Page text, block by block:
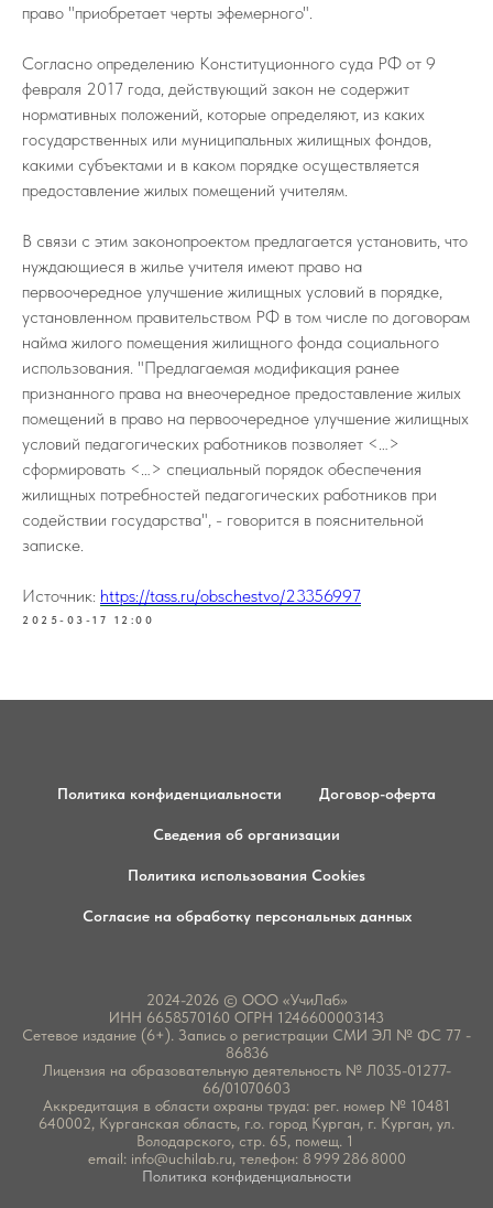
право "приобретает черты эфемерного".
Согласно определению Конституционного суда РФ от 9
февраля 2017 года, действующий закон не содержит
нормативных положений, которые определяют, из каких
государственных или муниципальных жилищных фондов,
какими субъектами и в каком порядке осуществляется
предоставление жилых помещений учителям.
В связи с этим законопроектом предлагается установить, что
нуждающиеся в жилье учителя имеют право на
первоочередное улучшение жилищных условий в порядке,
установленном правительством РФ в том числе по договорам
найма жилого помещения жилищного фонда социального
использования. "Предлагаемая модификация ранее
признанного права на внеочередное предоставление жилых
помещений в право на первоочередное улучшение жилищных
условий педагогических работников позволяет <…>
сформировать <…> cпециальный порядок обеспечения
жилищных потребностей педагогических работников при
содействии государства", - говорится в пояснительной
записке.
Источник: https://tass.ru/obschestvo/23356997
2025-03-17 12:00
Политика конфиденциальности Договор-оферта
Сведения об организации
Политика использования Cookies
Согласие на обработку персональных данных
2024-2026 © ООО «УчиЛаб»
ИНН 6658570160 ОГРН 1246600003143
Сетевое издание (6+). Запись о регистрации СМИ ЭЛ № ФС 77 -
86836
Лицензия на образовательную деятельность № Л035-01277-
66/01070603
Аккредитация в области охраны труда: рег. номер № 10481
640002, Курганская область, г.о. город Курган, г. Курган, ул.
Володарского, стр. 65, помещ. 1
email: info@uchilab.ru, телефон: 8 999 286 8000
Политика конфиденциальности